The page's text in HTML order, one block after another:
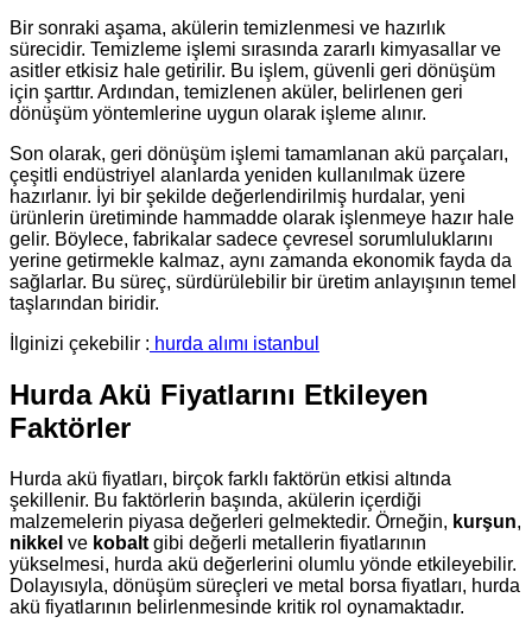
Bir sonraki aşama, akülerin temizlenmesi ve hazırlık
sürecidir. Temizleme işlemi sırasında zararlı kimyasallar ve
asitler etkisiz hale getirilir. Bu işlem, güvenli geri dönüşüm
için şarttır. Ardından, temizlenen aküler, belirlenen geri
dönüşüm yöntemlerine uygun olarak işleme alınır.
Son olarak, geri dönüşüm işlemi tamamlanan akü parçaları,
çeşitli endüstriyel alanlarda yeniden kullanılmak üzere
hazırlanır. İyi bir şekilde değerlendirilmiş hurdalar, yeni
ürünlerin üretiminde hammadde olarak işlenmeye hazır hale
gelir. Böylece, fabrikalar sadece çevresel sorumluluklarını
yerine getirmekle kalmaz, aynı zamanda ekonomik fayda da
sağlarlar. Bu süreç, sürdürülebilir bir üretim anlayışının temel
taşlarından biridir.
İlginizi çekebilir : hurda alımı istanbul
Hurda Akü Fiyatlarını Etkileyen
Faktörler
Hurda akü fiyatları, birçok farklı faktörün etkisi altında
şekillenir. Bu faktörlerin başında, akülerin içerdiği
malzemelerin piyasa değerleri gelmektedir. Örneğin, kurşun,
nikkel ve kobalt gibi değerli metallerin fiyatlarının
yükselmesi, hurda akü değerlerini olumlu yönde etkileyebilir.
Dolayısıyla, dönüşüm süreçleri ve metal borsa fiyatları, hurda
akü fiyatlarının belirlenmesinde kritik rol oynamaktadır.